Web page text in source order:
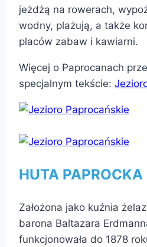
jeżdżą na rowerach,
wodny, plażują, a także
placów zabaw i kawiarni.
Więcej o Paprocanach
specjalnym tekście:
HUTA PAPROCKA
Założona jako kuźnia
barona Baltazara
funkcjonowała do 1878